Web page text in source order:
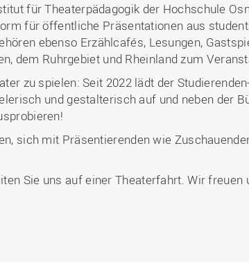
für Theaterpädagogik der Hochschule
für öffentliche Präsentationen aus
ebenso Erzählcafés, Lesungen,
dem Ruhrgebiet und Rheinland zum
zu spielen: Seit 2022 lädt der
und gestalterisch auf und neben der
sich mit Präsentierenden wie
Sie uns auf einer Theaterfahrt. Wir